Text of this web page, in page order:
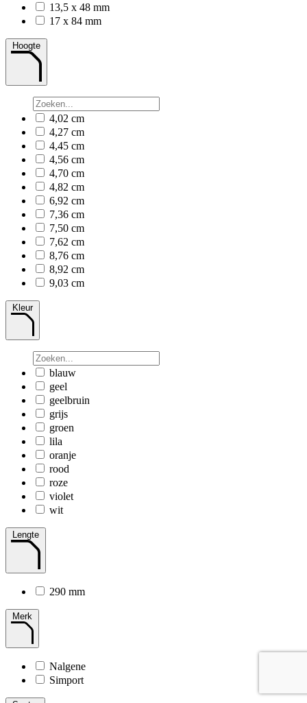
13,5 x 48 mm
17 x 84 mm
Hoogte
4,02 cm
4,27 cm
4,45 cm
4,56 cm
4,70 cm
4,82 cm
6,92 cm
7,36 cm
7,50 cm
7,62 cm
8,76 cm
8,92 cm
9,03 cm
Kleur
blauw
geel
geelbruin
grijs
groen
lila
oranje
rood
roze
violet
wit
Lengte
290 mm
Merk
Nalgene
Simport